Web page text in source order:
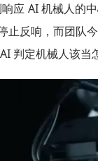
应 AI 机械人的
止反响，而团队
判定机械人该当